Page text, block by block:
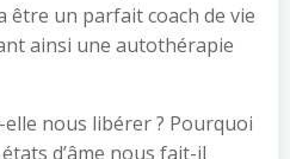
être un parfait coach de vie
ainsi une autothérapie
nous libérer ? Pourquoi
d’âme nous fait-il